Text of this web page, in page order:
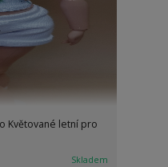
Květované letní pro
Skladem